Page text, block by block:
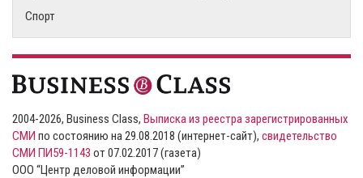
Спорт
2004-2026, Business Class, Выписка из реестра зарегистрированных
СМИ по состоянию на 29.08.2018 (интернет-сайт), свидетельство
СМИ ПИ59-1143 от 07.02.2017 (газета)
ООО “Центр деловой информации”